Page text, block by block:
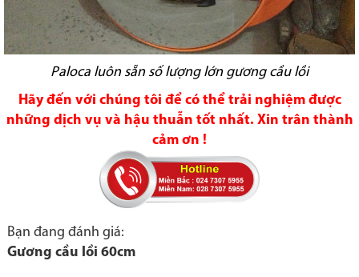
Paloca luôn sẵn số lượng lớn gương cầu lồi
Hãy đến với chúng tôi để có thể trải nghiệm được
những dịch vụ và hậu thuẫn tốt nhất. Xin trân thành
cảm ơn !
Bạn đang đánh giá:
Gương cầu lồi 60cm